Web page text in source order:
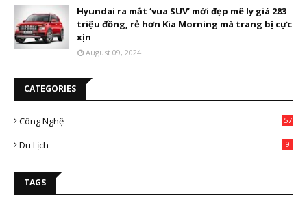
Hyundai ra mắt ‘vua SUV’ mới đẹp mê ly giá 283
triệu đồng, rẻ hơn Kia Morning mà trang bị cực
xịn
August 09, 2024
CATEGORIES
Công Nghệ 57
Du Lịch 9
TAGS